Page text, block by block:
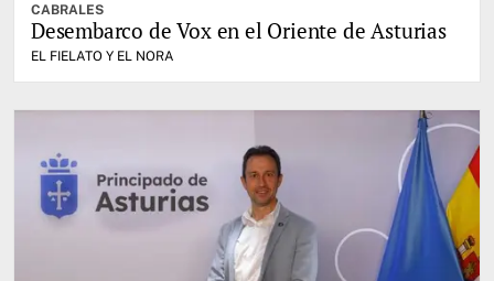
CABRALES
Desembarco de Vox en el Oriente de Asturias
EL FIELATO Y EL NORA